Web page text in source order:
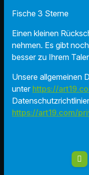
Fische 3 Sterne
Einen kleinen
nehmen. Es gibt
besser zu Ihrem
Unsere allgemeinen
unter https://
https://art19.com/